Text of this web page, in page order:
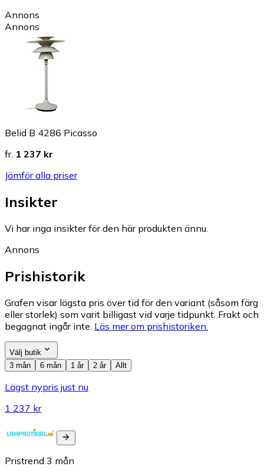
Annons
Annons
Belid B 4286 Picasso
fr. 1 237 kr
Jämför alla priser
Insikter
Vi har inga insikter för den här produkten ännu.
Annons
Prishistorik
Grafen visar lägsta pris över tid för den variant (såsom färg
eller storlek) som varit billigast vid varje tidpunkt. Frakt och
begagnat ingår inte. Läs mer om prishistoriken.
Välj butik
3 mån
6 mån 1 år 2 år Allt
Lägst nypris just nu
1 237 kr
Pristrend 3 mån